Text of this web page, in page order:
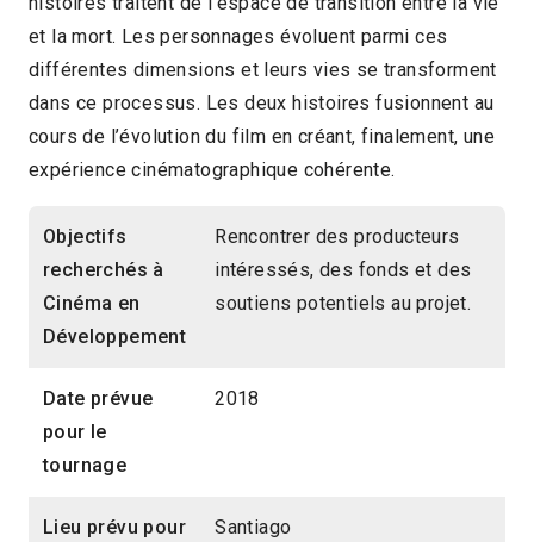
et la mort. Les personnages évoluent parmi ces
différentes dimensions et leurs vies se transforment
dans ce processus. Les deux histoires fusionnent au
cours de l’évolution du film en créant, finalement, une
expérience cinématographique cohérente.
Objectifs
recherchés à
Cinéma en
Développement
Rencontrer des producteurs
intéressés, des fonds et des
soutiens potentiels au projet.
Date prévue
pour le
tournage
2018
Lieu prévu pour
Santiago